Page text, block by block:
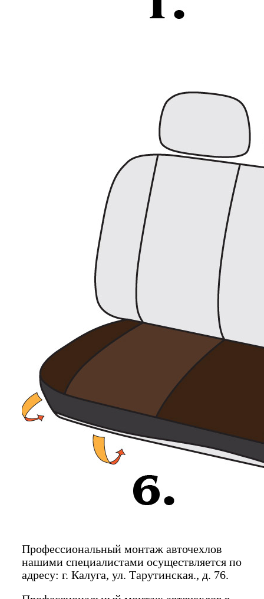
Профессиональный монтаж авточехлов
нашими специалистами осуществляется по
адресу: г. Калуга, ул. Тарутинская., д. 76.